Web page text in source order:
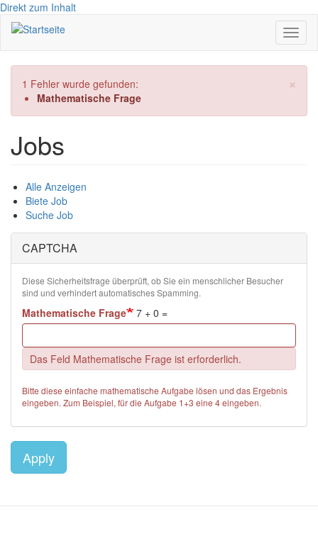
Direkt zum Inhalt
×
Fehlermeldung
1 Fehler wurde gefunden:
Mathematische Frage
Jobs
Alle Anzeigen
Biete Job
Suche Job
CAPTCHA
Diese Sicherheitsfrage überprüft, ob Sie ein menschlicher Besucher
sind und verhindert automatisches Spamming.
Mathematische Frage 7 + 0 =
Das Feld Mathematische Frage ist erforderlich.
Bitte diese einfache mathematische Aufgabe lösen und das Ergebnis
eingeben. Zum Beispiel, für die Aufgabe 1+3 eine 4 eingeben.
Apply